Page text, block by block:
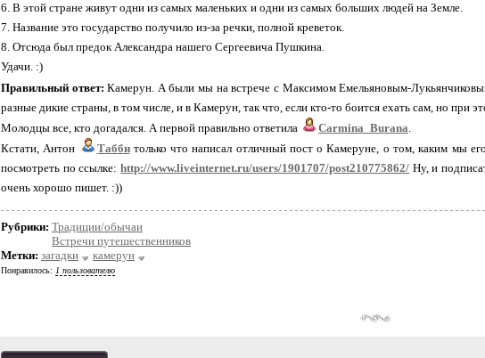
6. В этой стране живут одни из самых маленьких и одни из самых больших людей на Земле.
7. Название это государство получило из-за речки, полной креветок.
8. Отсюда был предок Александра нашего Сергеевича Пушкина.
Удачи. :)
Правильный ответ: Камерун. А были мы на встрече с Максимом Емельяновым-
разные дикие страны, в том числе, и в Камерун, так что, если кто-то боится ехать сам, но при
Молодцы все, кто догадался. А первой правильно ответила
Carmina_Burana.
Кстати, Антон
Таббитолько что написал отличный пост о Камеруне, о том, каким мы
посмотреть по ссылке:http://www.liveinternet.ru/users/1901707/post210775862/ Ну, и
очень хорошо пишет. :))
Рубрики: Традиции/обычаи
Встречи путешественников
Метки: загадки камерун
Понравилось: 1 пользователю